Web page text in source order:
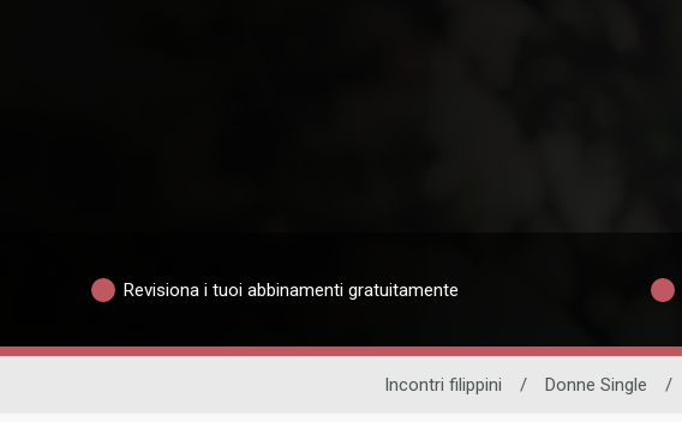
Revisiona i tuoi abbinamenti gratuitamente
Incontri filippini / Donne Single /